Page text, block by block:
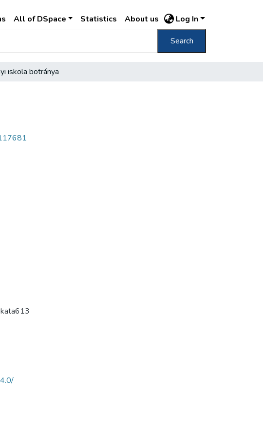
All of DSpace Statistics About us Log In
Search
iskola botránya